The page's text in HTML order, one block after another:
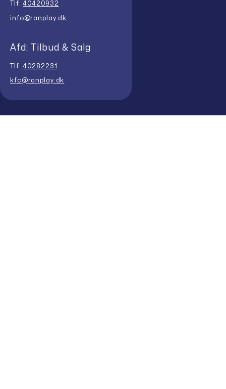
Tlf:40420932
info@ranplay.dk
Afd: Tilbud & Salg
Tlf:40282231
kfc@ranplay.dk